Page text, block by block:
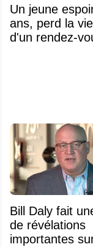
Un jeune
ans, perd la
d'un rendez-
Bill Daly fait
de révélations
importantes